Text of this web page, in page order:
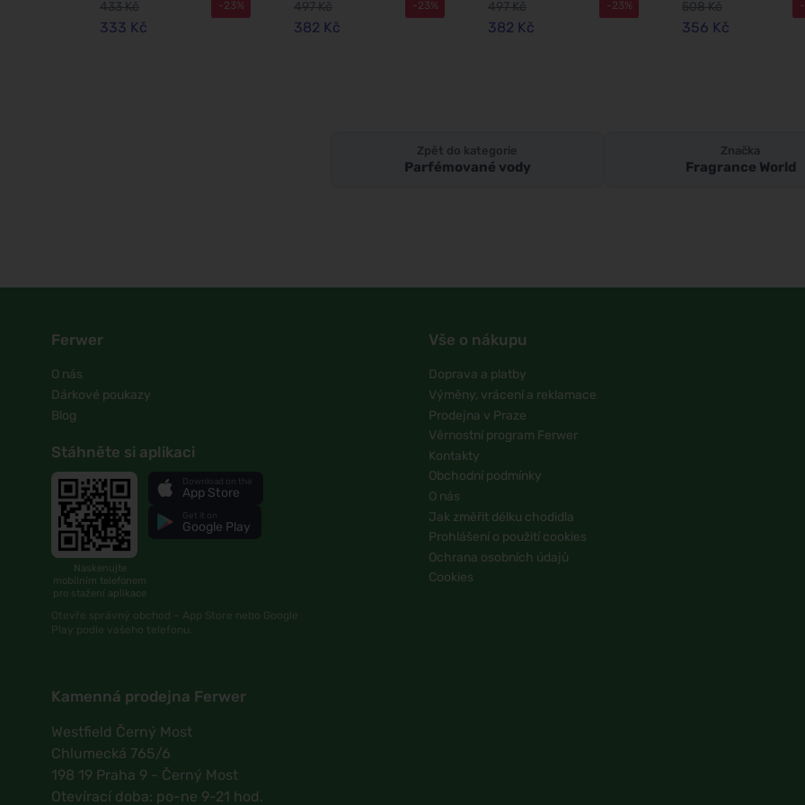
433 Kč
333 Kč
-23%
497 Kč
382 Kč
-23%
497 Kč
382 Kč
-23%
508 Kč
356 Kč
Zpět do kategorie
Parfémované vody
Značka
Fragrance World
Ferwer
O nás
Dárkové poukazy
Blog
Stáhněte si aplikaci
Naskenujte
mobilním telefonem
pro stažení aplikace
App Store
Google Play
Otevře správný obchod – App Store nebo Google
Play podle vašeho telefonu.
Kamenná prodejna Ferwer
Westfield Černý Most
Chlumecká 765/6
198 19 Praha 9 - Černý Most
Otevírací doba: po-ne 9-21 hod.
Vše o nákupu
Doprava a platby
Výměny, vrácení a reklamace
Prodejna v Praze
Věrnostní program Ferwer
Kontakty
Obchodní podmínky
O nás
Jak změřit délku chodidla
Prohlášení o použití cookies
Ochrana osobních údajů
Cookies